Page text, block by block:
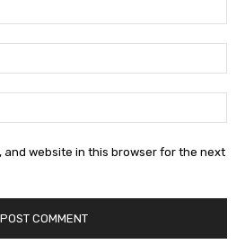
and website in this browser for the next